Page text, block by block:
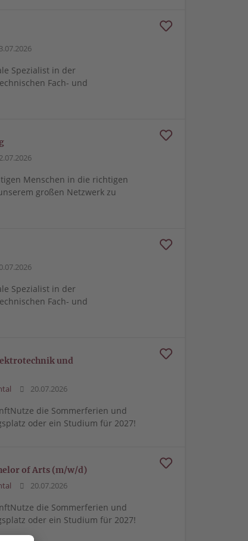
Spezialist in der
Fach- und
Menschen in die richtigen
großen Netzwerk zu
Spezialist in der
Fach- und
und
20.07.2026
die Sommerferien und
oder ein Studium für 2027!
of Arts (m/w/d)
20.07.2026
die Sommerferien und
oder ein Studium für 2027!